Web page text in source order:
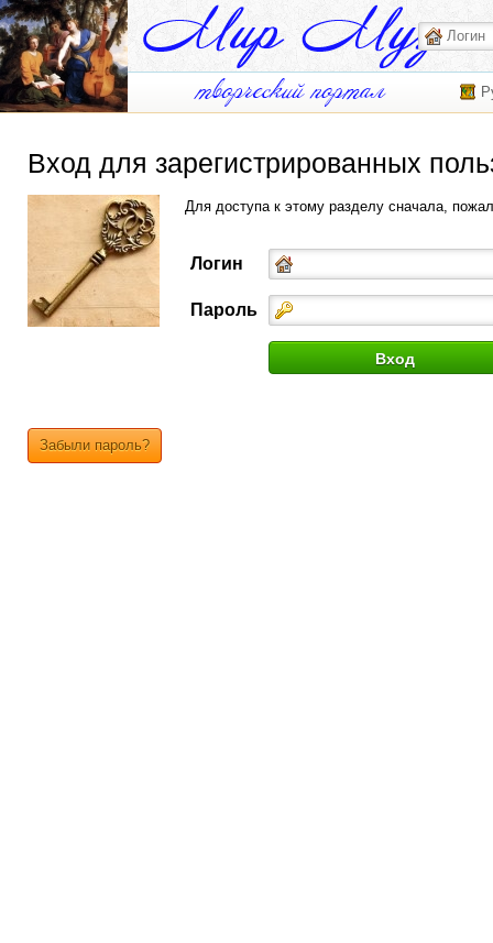
Вход для зарегистрированных
Для доступа к этому разделу сначала,
Логин
Пароль
Забыли пароль?